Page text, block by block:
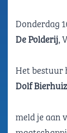
Donderdag
De Polderij,
Het bestuur
Dolf
meld je aan